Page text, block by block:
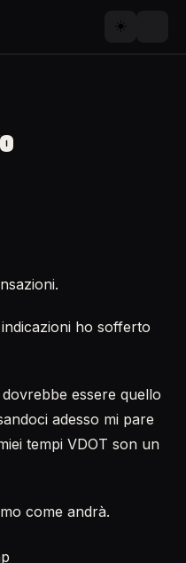
☀️
ho sofferto
essere quello
adesso mi pare
tempi VDOT son un
come andrà.